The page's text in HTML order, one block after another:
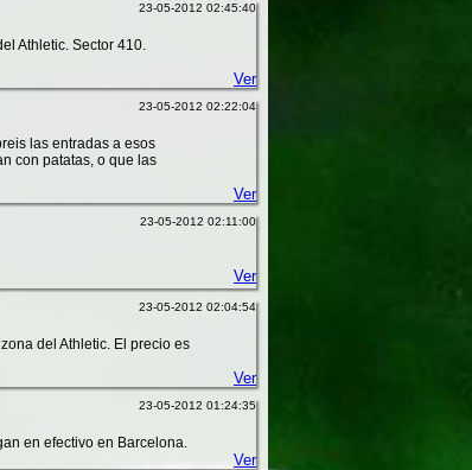
23-05-2012 02:45:40
Athletic. Sector 410.
Ver
23-05-2012 02:22:04
las entradas a esos
con patatas, o que las
Ver
23-05-2012 02:11:00
Ver
23-05-2012 02:04:54
del Athletic. El precio es
Ver
23-05-2012 01:24:35
en efectivo en Barcelona.
Ver